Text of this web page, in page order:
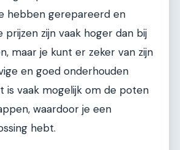
hebben gerepareerd en
prijzen zijn vaak hoger dan bij
maar je kunt er zeker van zijn
en goed onderhouden
is vaak mogelijk om de poten
waardoor je een
hebt.